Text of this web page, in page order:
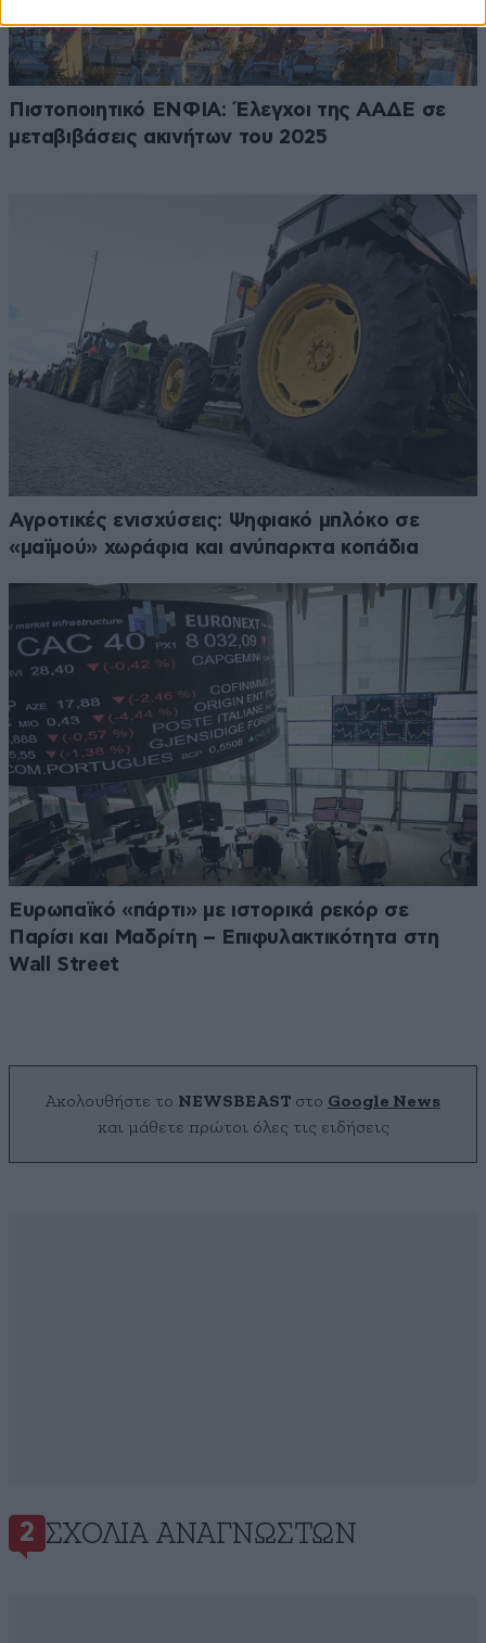
Πιστοποιητικό ΕΝΦΙΑ: Έλεγχοι της ΑΑΔΕ σε
μεταβιβάσεις ακινήτων του 2025
Αγροτικές ενισχύσεις: Ψηφιακό μπλόκο σε
«μαϊμού» χωράφια και ανύπαρκτα κοπάδια
Ευρωπαϊκό «πάρτι» με ιστορικά ρεκόρ σε
Παρίσι και Μαδρίτη – Επιφυλακτικότητα στη
Wall Street
Ακολουθήστε το NEWSBEAST στο Google News
και μάθετε πρώτοι όλες τις ειδήσεις
2 ΣΧΌΛΙΑ ΑΝΑΓΝΩΣΤΏΝ